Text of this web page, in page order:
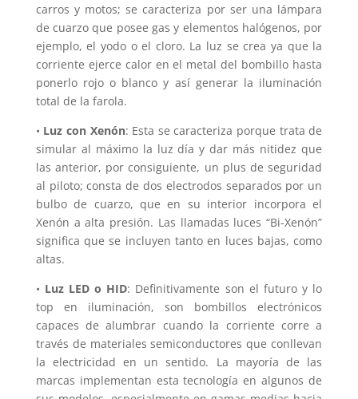
carros y motos; se caracteriza por ser una lámpara
de cuarzo que posee gas y elementos halógenos, por
ejemplo, el yodo o el cloro. La luz se crea ya que la
corriente ejerce calor en el metal del bombillo hasta
ponerlo rojo o blanco y así generar la iluminación
total de la farola.
• Luz con Xenón: Esta se caracteriza porque trata de
simular al máximo la luz día y dar más nitidez que
las anterior, por consiguiente, un plus de seguridad
al piloto; consta de dos electrodos separados por un
bulbo de cuarzo, que en su interior incorpora el
Xenón a alta presión. Las llamadas luces “Bi-Xenón”
significa que se incluyen tanto en luces bajas, como
altas.
• Luz LED o HID: Definitivamente son el futuro y lo
top en iluminación, son bombillos electrónicos
capaces de alumbrar cuando la corriente corre a
través de materiales semiconductores que conllevan
la electricidad en un sentido. La mayoría de las
marcas implementan esta tecnología en algunos de